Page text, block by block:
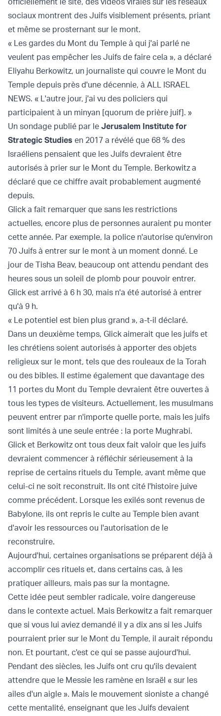
sociaux montrent des Juifs visiblement présents, priant
et même se prosternant sur le mont.
« Les gardes du Mont du Temple à qui j'ai parlé ne
veulent pas empêcher les Juifs de faire cela », a déclaré
Eliyahu Berkowitz, un journaliste qui couvre le Mont du
Temple depuis près d'une décennie, à ALL ISRAEL
NEWS. « L'autre jour, j'ai vu des policiers qui
participaient à un minyan [quorum de prière juif]. »
Un sondage publié par le Jerusalem Institute for
Strategic Studies en 2017 a révélé que 68 % des
Israéliens pensaient que les Juifs devraient être
autorisés à prier sur le Mont du Temple. Berkowitz a
déclaré que ce chiffre avait probablement augmenté
depuis.
Glick a fait remarquer que sans les restrictions
actuelles, encore plus de personnes auraient pu monter
cette année. Par exemple, la police n'autorise qu'environ
70 Juifs à entrer sur le mont à un moment donné. Le
jour de Tisha Beav, beaucoup ont attendu pendant des
heures sous un soleil de plomb pour pouvoir entrer.
Glick est arrivé à 6 h 30, mais n'a été autorisé à entrer
qu'à 9 h.
« Le potentiel est bien plus grand », a-t-il déclaré.
Dans un deuxième temps, Glick aimerait que les juifs et
les chrétiens soient autorisés à apporter des objets
religieux sur le mont, tels que des rouleaux de la Torah
ou des bibles. Il estime également que davantage des
11 portes du Mont du Temple devraient être ouvertes à
tous les types de visiteurs. Actuellement, les musulmans
peuvent entrer par n'importe quelle porte, mais les juifs
sont limités à une seule entrée : la porte Mughrabi.
Glick et Berkowitz ont tous deux fait valoir que les juifs
devraient commencer à réfléchir sérieusement à la
reprise de certains rituels du Temple, avant même que
celui-ci ne soit reconstruit. Ils ont cité l'histoire juive
comme précédent. Lorsque les exilés sont revenus de
Babylone, ils ont repris le culte au Temple bien avant
d'avoir les ressources ou l'autorisation de le
reconstruire.
Aujourd'hui, certaines organisations se préparent déjà à
accomplir ces rituels et, dans certains cas, à les
pratiquer ailleurs, mais pas sur la montagne.
Cette idée peut sembler radicale, voire dangereuse
dans le contexte actuel. Mais Berkowitz a fait remarquer
que si vous lui aviez demandé il y a dix ans si les Juifs
pourraient prier sur le Mont du Temple, il aurait répondu
non. Et pourtant, c'est ce qui se passe aujourd'hui.
Pendant des siècles, les Juifs ont cru qu'ils devaient
attendre que le Messie les ramène en Israël « sur les
ailes d'un aigle ». Mais le mouvement sioniste a changé
cette mentalité, enseignant que les Juifs devaient